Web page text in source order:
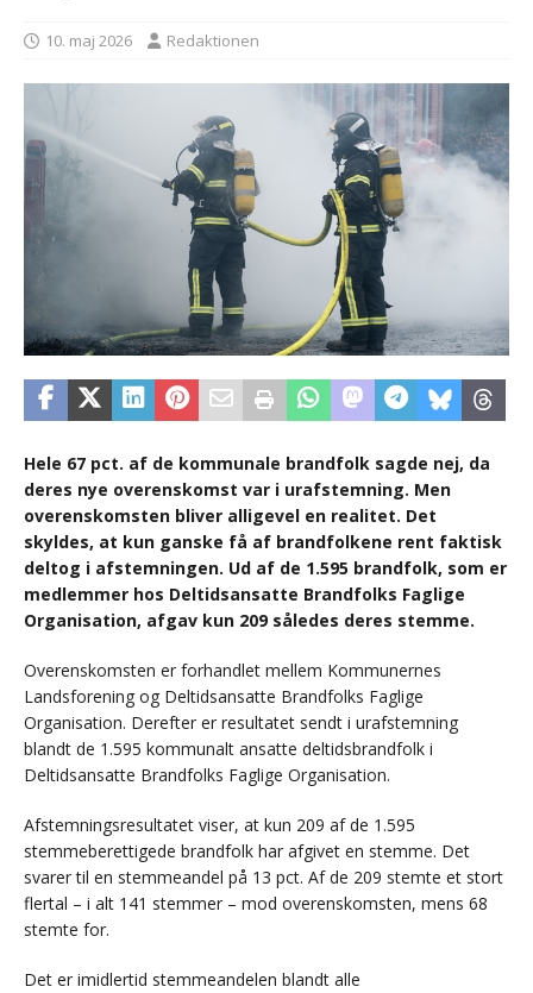
10. maj 2026 Redaktionen
Hele 67 pct. af de kommunale brandfolk sagde nej, da
deres nye overenskomst var i urafstemning. Men
overenskomsten bliver alligevel en realitet. Det
skyldes, at kun ganske få af brandfolkene rent faktisk
deltog i afstemningen. Ud af de 1.595 brandfolk, som er
medlemmer hos Deltidsansatte Brandfolks Faglige
Organisation, afgav kun 209 således deres stemme.
Overenskomsten er forhandlet mellem Kommunernes
Landsforening og Deltidsansatte Brandfolks Faglige
Organisation. Derefter er resultatet sendt i urafstemning
blandt de 1.595 kommunalt ansatte deltidsbrandfolk i
Deltidsansatte Brandfolks Faglige Organisation.
Afstemningsresultatet viser, at kun 209 af de 1.595
stemmeberettigede brandfolk har afgivet en stemme. Det
svarer til en stemmeandel på 13 pct. Af de 209 stemte et stort
flertal – i alt 141 stemmer – mod overenskomsten, mens 68
stemte for.
Det er imidlertid stemmeandelen blandt alle